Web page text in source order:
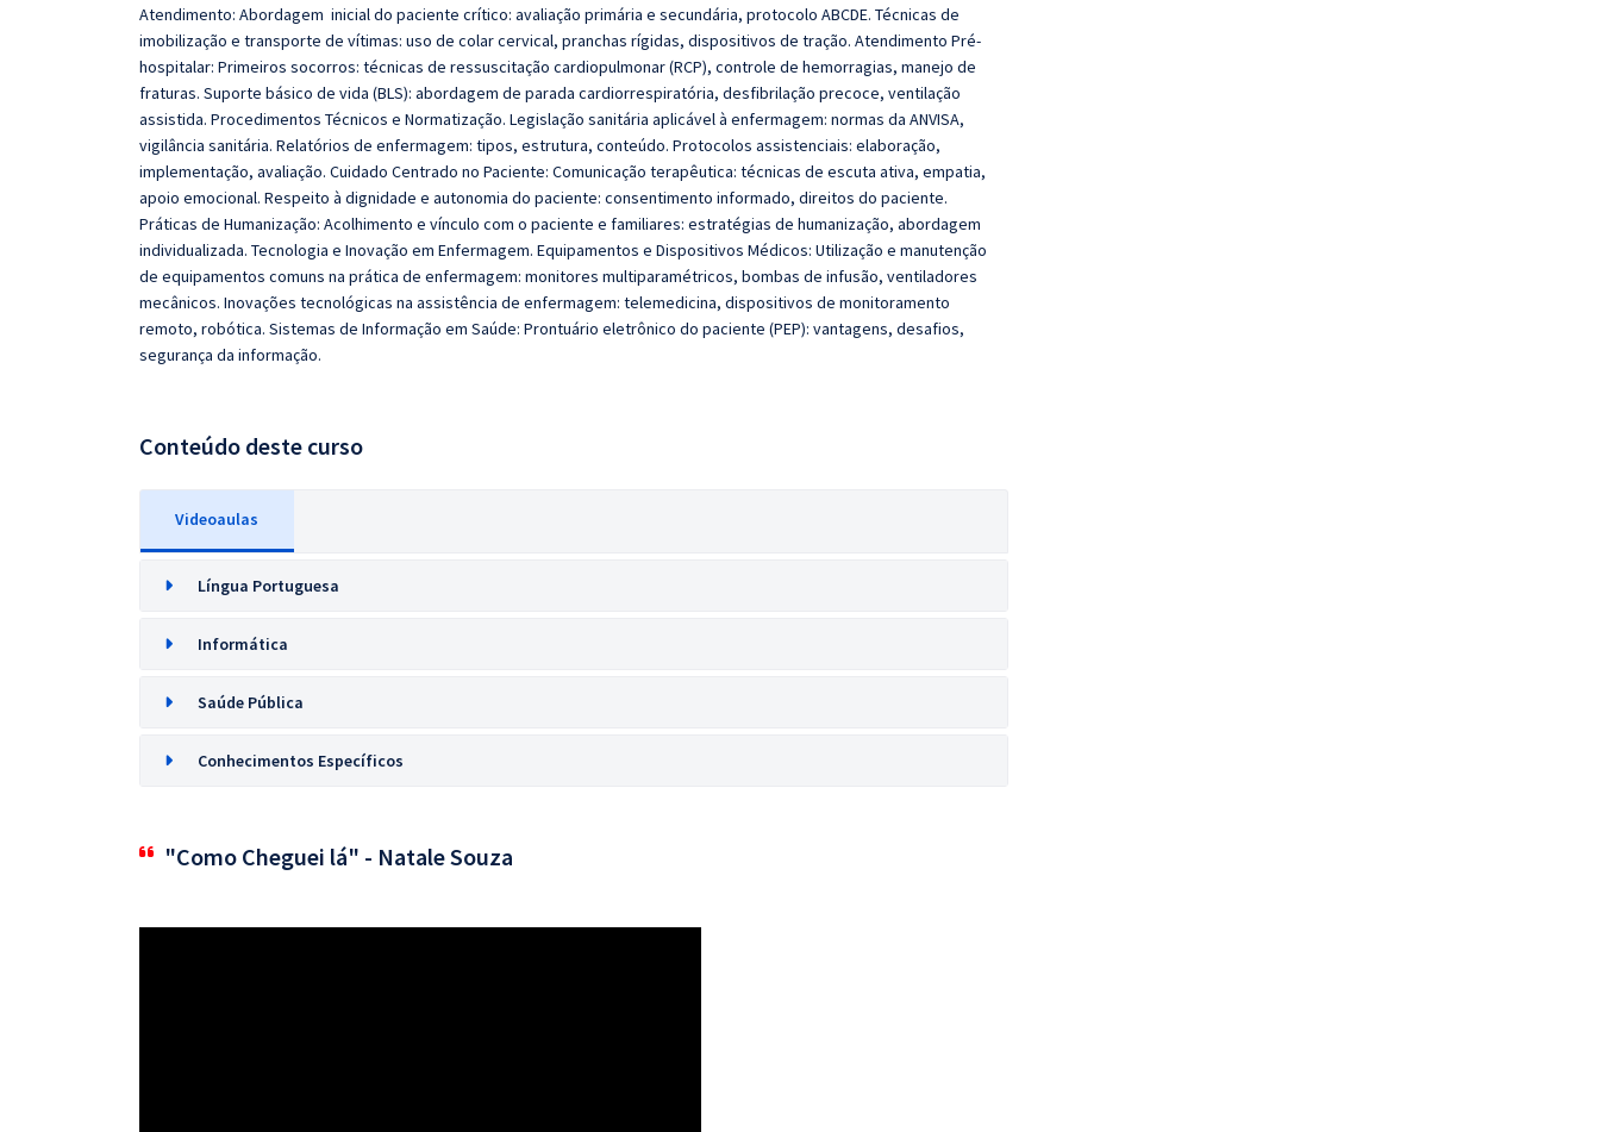
Atendimento: Abordagem inicial do paciente crítico: avaliação primária e secundária, protocolo ABCDE. Técnicas de
imobilização e transporte de vítimas: uso de colar cervical, pranchas rígidas, dispositivos de tração. Atendimento Pré-
hospitalar: Primeiros socorros: técnicas de ressuscitação cardiopulmonar (RCP), controle de hemorragias, manejo de
fraturas. Suporte básico de vida (BLS): abordagem de parada cardiorrespiratória, desfibrilação precoce, ventilação
assistida. Procedimentos Técnicos e Normatização. Legislação sanitária aplicável à enfermagem: normas da ANVISA,
vigilância sanitária. Relatórios de enfermagem: tipos, estrutura, conteúdo. Protocolos assistenciais: elaboração,
implementação, avaliação. Cuidado Centrado no Paciente: Comunicação terapêutica: técnicas de escuta ativa, empatia,
apoio emocional. Respeito à dignidade e autonomia do paciente: consentimento informado, direitos do paciente.
Práticas de Humanização: Acolhimento e vínculo com o paciente e familiares: estratégias de humanização, abordagem
individualizada. Tecnologia e Inovação em Enfermagem. Equipamentos e Dispositivos Médicos: Utilização e manutenção
de equipamentos comuns na prática de enfermagem: monitores multiparamétricos, bombas de infusão, ventiladores
mecânicos. Inovações tecnológicas na assistência de enfermagem: telemedicina, dispositivos de monitoramento
remoto, robótica. Sistemas de Informação em Saúde: Prontuário eletrônico do paciente (PEP): vantagens, desafios,
segurança da informação.
Conteúdo deste curso
Videoaulas
Língua Portuguesa
Informática
Saúde Pública
Conhecimentos Específicos
"Como Cheguei lá" - Natale Souza